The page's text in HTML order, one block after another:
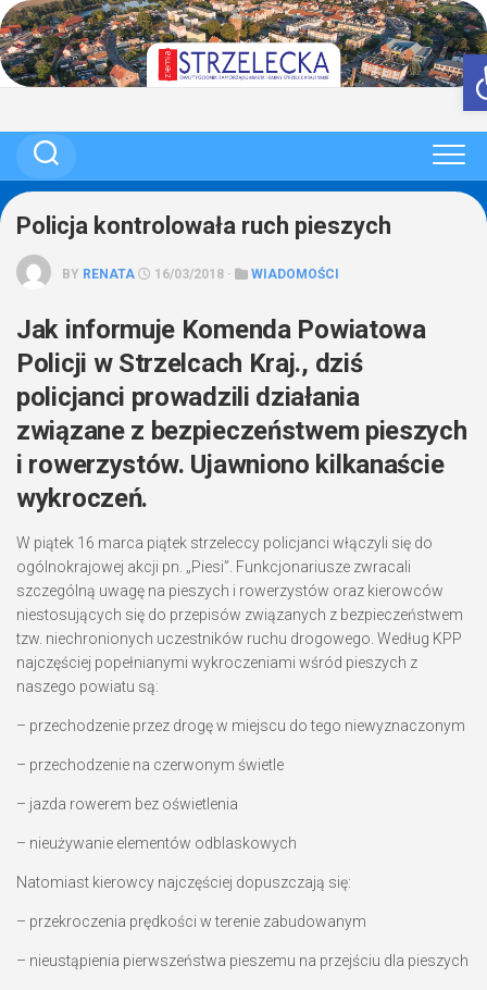
Skip
to
content
Policja kontrolowała ruch pieszych
BY RENATA 16/03/2018 · WIADOMOŚCI
Jak informuje Komenda Powiatowa
Policji w Strzelcach Kraj., dziś
policjanci prowadzili działania
związane z bezpieczeństwem pieszych
i rowerzystów. Ujawniono kilkanaście
wykroczeń.
W piątek 16 marca piątek strzeleccy policjanci włączyli się do
ogólnokrajowej akcji pn. „Piesi”. Funkcjonariusze zwracali
szczególną uwagę na pieszych i rowerzystów oraz kierowców
niestosujących się do przepisów związanych z bezpieczeństwem
tzw. niechronionych uczestników ruchu drogowego. Według KPP
najczęściej popełnianymi wykroczeniami wśród pieszych z
naszego powiatu są:
– przechodzenie przez drogę w miejscu do tego niewyznaczonym
– przechodzenie na czerwonym świetle
– jazda rowerem bez oświetlenia
– nieużywanie elementów odblaskowych
Natomiast kierowcy najczęściej dopuszczają się:
– przekroczenia prędkości w terenie zabudowanym
– nieustąpienia pierwszeństwa pieszemu na przejściu dla pieszych